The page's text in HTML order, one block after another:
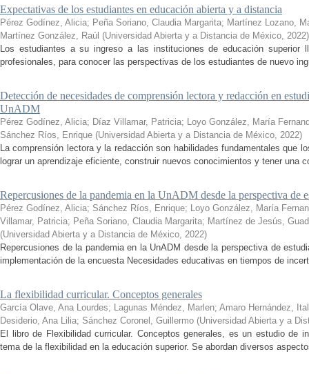
Expectativas de los estudiantes en educación abierta y a distancia
Pérez Godínez, Alicia; Peña Soriano, Claudia Margarita; Martínez Lozano,
Martínez González, Raúl (Universidad Abierta y a Distancia de México, 2022)
Los estudiantes a su ingreso a las instituciones de educación superior
profesionales, para conocer las perspectivas de los estudiantes de nuevo
Detección de necesidades de comprensión lectora y redacción en
UnADM
Pérez Godínez, Alicia; Díaz Villamar, Patricia; Loyo González, María
Sánchez Ríos, Enrique (Universidad Abierta y a Distancia de México, 2022)
La comprensión lectora y la redacción son habilidades fundamentales que
lograr un aprendizaje eficiente, construir nuevos conocimientos y tener una
Repercusiones de la pandemia en la UnADM desde la perspectiva de
Pérez Godínez, Alicia; Sánchez Ríos, Enrique; Loyo González, María
Villamar, Patricia; Peña Soriano, Claudia Margarita; Martínez de Jesús,
(Universidad Abierta y a Distancia de México, 2022)
Repercusiones de la pandemia en la UnADM desde la perspectiva de
implementación de la encuesta Necesidades educativas en tiempos de
La flexibilidad curricular. Conceptos generales
García Olave, Ana Lourdes; Lagunas Méndez, Marlen; Amaro Hernández,
Desiderio, Ana Lilia; Sánchez Coronel, Guillermo (Universidad Abierta y a
El libro de Flexibilidad curricular. Conceptos generales, es un estudio de
tema de la flexibilidad en la educación superior. Se abordan diversos